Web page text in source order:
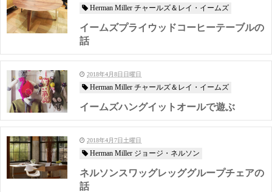
Herman Miller チャールズ＆レイ・イームズ
イームズプライウッドコーヒーテーブルの
話
2018年4月8日日曜日
Herman Miller チャールズ＆レイ・イームズ
イームズハングイットオールで遊ぶ
2018年4月7日土曜日
Herman Miller ジョージ・ネルソン
ネルソンスワッグレッググループチェアの
話